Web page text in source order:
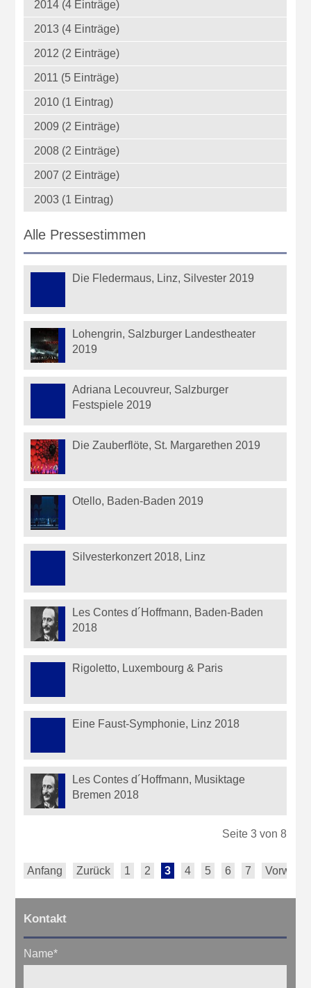
2014 (4 Einträge)
2013 (4 Einträge)
2012 (2 Einträge)
2011 (5 Einträge)
2010 (1 Eintrag)
2009 (2 Einträge)
2008 (2 Einträge)
2007 (2 Einträge)
2003 (1 Eintrag)
Alle Pressestimmen
Die Fledermaus, Linz, Silvester 2019
Lohengrin, Salzburger Landestheater
2019
Adriana Lecouvreur, Salzburger
Festspiele 2019
Die Zauberflöte, St. Margarethen 2019
Otello, Baden-Baden 2019
Silvesterkonzert 2018, Linz
Les Contes d´Hoffmann, Baden-Baden
2018
Rigoletto, Luxembourg & Paris
Eine Faust-Symphonie, Linz 2018
Les Contes d´Hoffmann, Musiktage
Bremen 2018
Seite 3 von 8
Anfang Zurück 1 2 3 4 5 6 7 Vorwärts
Kontakt
Name*